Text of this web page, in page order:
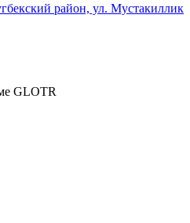
район, ул. Мустакиллик
GLOTR